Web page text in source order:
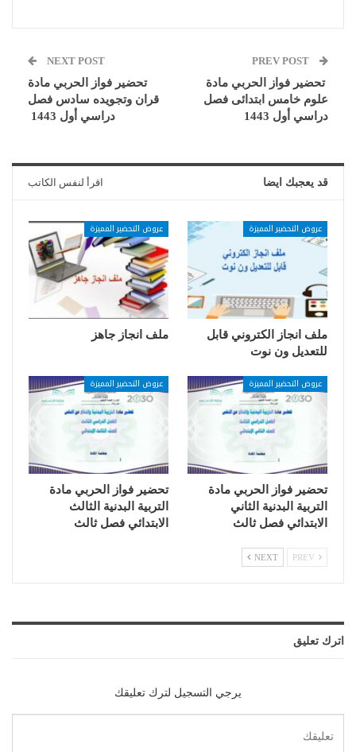
تحضير فواز الحربي مادة
علوم خامس ابتدائى فصل
دراسي أول 1443
NEXT POST
تحضير فواز الحربي مادة
قران وتجويده سادس فصل
دراسي أول 1443
قد يعجبك ايضا اقرأ لنفس الكاتب
عروض التحضير المميزة
ملف انجاز الكتروني قابل
للتعديل ون نوت
عروض التحضير المميزة
ملف انجاز جاهز
عروض التحضير المميزة
تحضير فواز الحربي مادة
التربية البدنية الثاني
الابتدائي فصل ثالث
عروض التحضير المميزة
تحضير فواز الحربي مادة
التربية البدنية الثالث
الابتدائي فصل ثالث
NEXT
اترك تعليق
يرجي التسجيل لترك تعليقك